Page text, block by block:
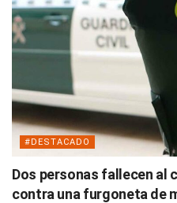
#DESTACADO
Dos personas fallecen al
contra una furgoneta de